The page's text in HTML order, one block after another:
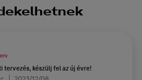
tervezés, készülj fel az új évre!